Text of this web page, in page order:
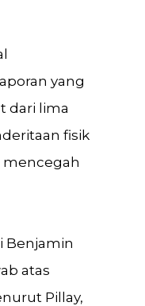
yang
dari lima
fisik
mencegah
Benjamin
atas
Pillay,